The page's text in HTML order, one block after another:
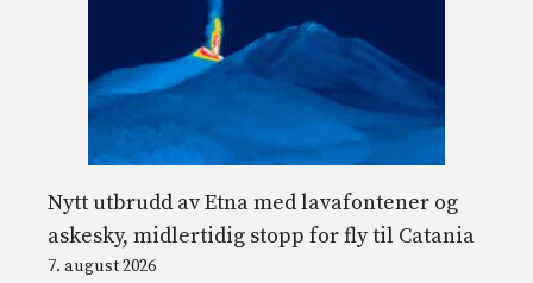
Nytt utbrudd av Etna med lavafontener og
askesky, midlertidig stopp for fly til Catania
7. august 2026